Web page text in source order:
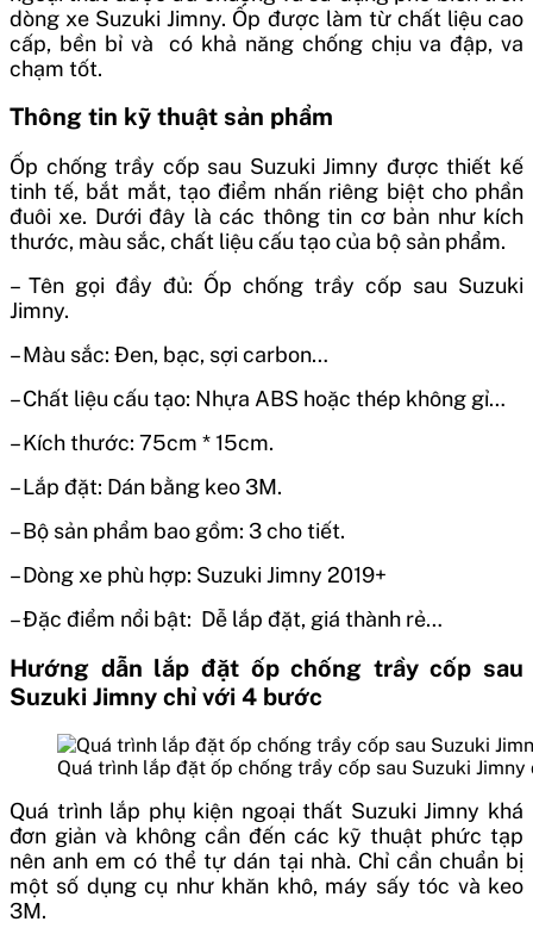
dòng xe Suzuki Jimny. Ốp được làm từ chất liệu cao
cấp, bền bỉ và có khả năng chống chịu va đập, va
chạm tốt.
Thông tin kỹ thuật sản phẩm
Ốp chống trầy cốp sau Suzuki Jimny được thiết kế
tinh tế, bắt mắt, tạo điểm nhấn riêng biệt cho phần
đuôi xe. Dưới đây là các thông tin cơ bản như kích
thước, màu sắc, chất liệu cấu tạo của bộ sản phẩm.
– Tên gọi đầy đủ: Ốp chống trầy cốp sau Suzuki
Jimny.
– Màu sắc: Đen, bạc, sợi carbon…
– Chất liệu cấu tạo: Nhựa ABS hoặc thép không gỉ…
– Kích thước: 75cm * 15cm.
– Lắp đặt: Dán bằng keo 3M.
– Bộ sản phẩm bao gồm: 3 cho tiết.
– Dòng xe phù hợp: Suzuki Jimny 2019+
– Đặc điểm nổi bật: Dễ lắp đặt, giá thành rẻ…
Hướng dẫn lắp đặt ốp chống trầy cốp sau
Suzuki Jimny chỉ với 4 bước
Quá trình lắp đặt ốp chống trầy cốp sau Suzuki Jimny
Quá trình lắp phụ kiện ngoại thất Suzuki Jimny khá
đơn giản và không cần đến các kỹ thuật phức tạp
nên anh em có thể tự dán tại nhà. Chỉ cần chuẩn bị
một số dụng cụ như khăn khô, máy sấy tóc và keo
3M.